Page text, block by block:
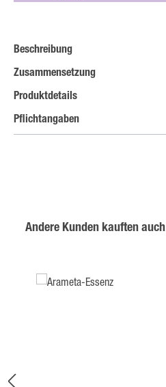
Beschreibung
Zusammensetzung
Produktdetails
Pflichtangaben
Produktgalerie überspringen
Andere Kunden kauften auch